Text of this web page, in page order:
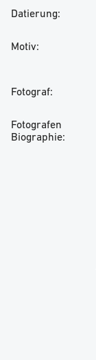
Datierung:
Motiv:
Fotograf:
Fotografen
Biographie: